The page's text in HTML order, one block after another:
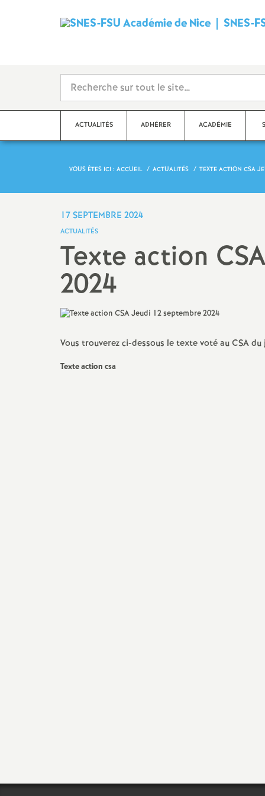
SNES-
ACTUALITÉS ADHÉRER
Stages syndicaux
Adhérer au SNES-FSU
ACADÉMIE
VOUS ÊTES ICI : ACCUEIL ACTUALITÉS TEXTE ACTION CSA
17 SEPTEMBRE 2024
ACTUALITÉS
Texte action
2024
Vous trouverez ci-dessous le texte voté au CSA
Texte action csa